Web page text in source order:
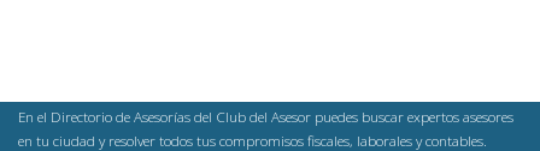
En el Directorio de Asesorías del Club del Asesor puedes buscar expertos asesores
en tu ciudad y resolver todos tus compromisos fiscales, laborales y contables.